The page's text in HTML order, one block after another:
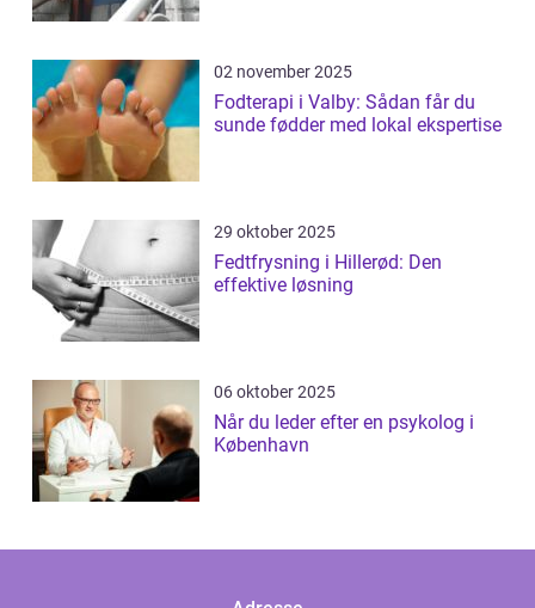
02 november 2025
Fodterapi i Valby: Sådan får du
sunde fødder med lokal ekspertise
29 oktober 2025
Fedtfrysning i Hillerød: Den
effektive løsning
06 oktober 2025
Når du leder efter en psykolog i
København